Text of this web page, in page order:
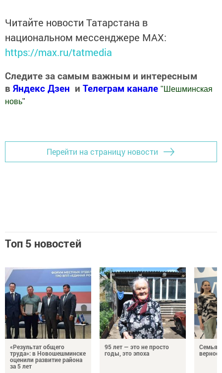
Читайте новости Татарстана в
национальном мессенджере MАХ:
https://max.ru/tatmedia
Следите за самым важным и интересным
в Яндекс Дзен и Телеграм канале " Шешминская
новь"
Перейти на страницу новости
Топ 5 новостей
«Результат общего
труда»: в Новошешминске
оценили развитие района
за 5 лет
95 лет — это не просто
годы, это эпоха
Семья